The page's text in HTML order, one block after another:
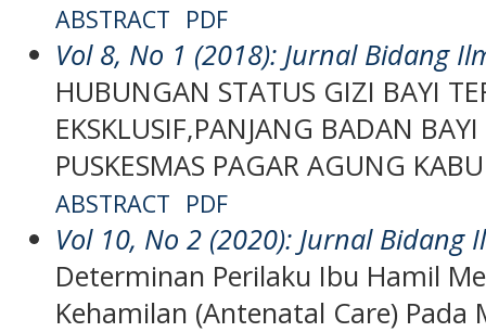
ABSTRACT PDF
Vol 8, No 1 (2018): Jurnal Bidang
HUBUNGAN STATUS GIZI BAYI
EKSKLUSIF,PANJANG BADAN
PUSKESMAS PAGAR AGUNG
ABSTRACT PDF
Vol 10, No 2 (2020): Jurnal Bidang
Determinan Perilaku Ibu Hamil
Kehamilan (Antenatal Care) Pada